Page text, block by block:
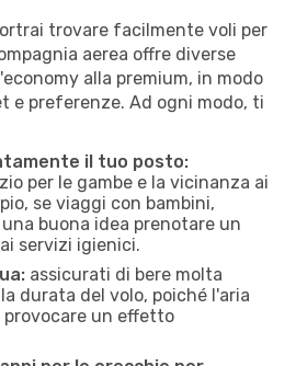
trovare facilmente voli per
aerea offre diverse
alla premium, in modo
e preferenze. Ad ogni modo, ti
il tuo posto:
per le gambe e la vicinanza ai
se viaggi con bambini,
buona idea prenotare un
servizi igienici.
assicurati di bere molta
durata del volo, poiché l'aria
provocare un effetto